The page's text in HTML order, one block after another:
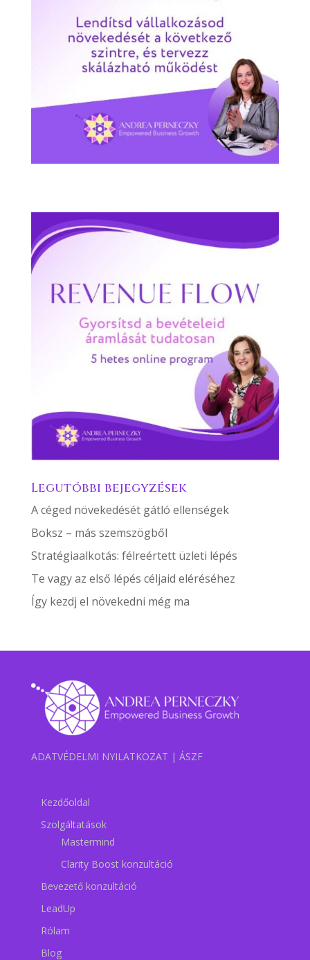
Legutóbbi bejegyzések
A céged növekedését gátló ellenségek
Boksz – más szemszögből
Stratégiaalkotás: félreértett üzleti lépés
Te vagy az első lépés céljaid eléréséhez
Így kezdj el növekedni még ma
ADATVÉDELMI NYILATKOZAT | ÁSZF
Kezdőoldal
Szolgáltatások
Mastermind
Clarity Boost konzultáció
Bevezető konzultáció
LeadUp
Rólam
Blog